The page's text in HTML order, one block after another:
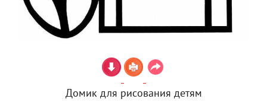
Домик для рисования детям